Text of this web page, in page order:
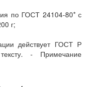
по ГОСТ 24104-80* с
г;
действует ГОСТ Р
- Примечание